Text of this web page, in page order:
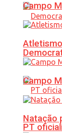
PT
Campo
Campo
Natação